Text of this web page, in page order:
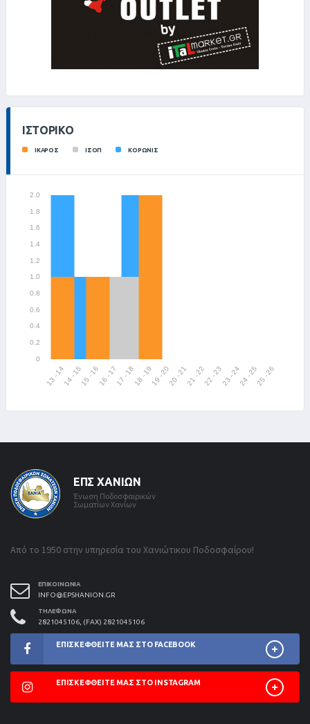
ΙΣΤΟΡΙΚΌ
ΙΚΑΡΟΣ ΙΣΟΠ ΚΟΡΩΝΙΣ
ΕΠΣ ΧΑΝΊΩΝ
Ένωση Ποδοσφαιρικών
Σωματίων Χανίων
Από το 1950 στην υπηρεσία του Χανιώτικου Ποδοσφαίρου!
ΕΠΙΚΟΙΝΩΝΊΑ
INFO@EPSHANION.GR
ΤΗΛΈΦΩΝΑ
2821045106, (FAX) 2821045106
ΕΠΙΣΚΕΦΘΕΊΤΕ ΜΑΣ ΣΤΟ FACEBOOK
ΕΠΙΣΚΕΦΘΕΊΤΕ ΜΑΣ ΣΤΟ INSTAGRAM